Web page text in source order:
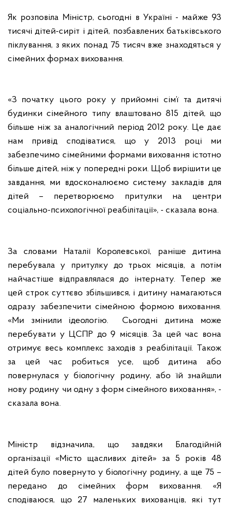
Як розповіла Міністр, сьогодні в Україні - майже 93
тисячі дітей-сиріт і дітей, позбавлених батьківського
піклування, з яких понад 75 тисяч вже знаходяться у
сімейних формах виховання.
«З початку цього року у прийомні сім’ї та дитячі
будинки сімейного типу влаштовано 815 дітей, що
більше ніж за аналогічний період 2012 року. Це дає
нам привід сподіватися, що у 2013 році ми
забезпечимо сімейними формами виховання істотно
більше дітей, ніж у попередні роки. Щоб вирішити це
завдання, ми вдосконалюємо систему закладів для
дітей – перетворюємо притулки на центри
соціально-психологічної реабілітації», - сказала вона.
За словами Наталії Королевської, раніше дитина
перебувала у притулку до трьох місяців, а потім
найчастіше відправлялася до інтернату. Тепер же
цей строк суттєво збільшився, і дитину намагаються
одразу забезпечити сімейною формою виховання.
«Ми змінили ідеологію. Сьогодні дитина може
перебувати у ЦСПР до 9 місяців. За цей час вона
отримує весь комплекс заходів з реабілітації. Також
за цей час робиться усе, щоб дитина або
повернулася у біологічну родину, або їй знайшли
нову родину чи одну з форм сімейного виховання», -
сказала вона.
Міністр відзначила, що завдяки Благодійній
організації «Місто щасливих дітей» за 5 років 48
дітей було повернуто у біологічну родину, а ще 75 –
передано до сімейних форм виховання. «Я
сподіваюся, що 27 маленьких вихованців, які тут